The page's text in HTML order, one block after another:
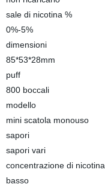
sale di nicotina %
0%-5%
dimensioni
85*53*28mm
puff
800 boccali
modello
mini scatola monouso
sapori
sapori vari
concentrazione di nicotina
basso